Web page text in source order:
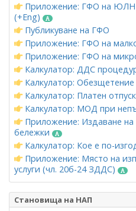
Приложение: ГФО на
(+Eng)
Публикуване на ГФО
Приложение: ГФО на
Приложение: ГФО на
Калкулатор: ДДС
Калкулатор: Обезщетение
Калкулатор: Платен
Калкулатор: МОД при
Приложение: Издаване на
бележки
Калкулатор: Кое е по-
Приложение: Място на
услуги (чл. 20б-24 ЗДДС)
Становища на НАП